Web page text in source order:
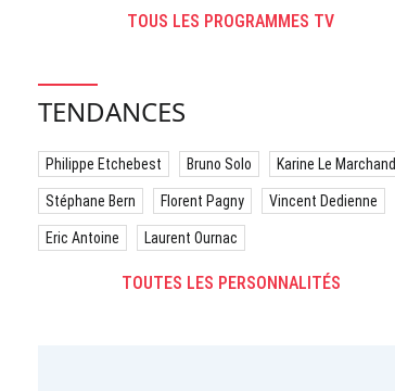
TOUS LES PROGRAMMES TV
TENDANCES
Philippe Etchebest Bruno Solo Karine Le Marchand
Stéphane Bern Florent Pagny Vincent Dedienne
Eric Antoine Laurent Ournac
TOUTES LES PERSONNALITÉS